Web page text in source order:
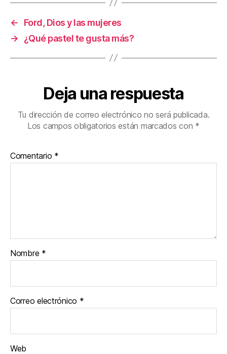
←
Ford, Dios y las mujeres
→
¿Qué pastel te gusta más?
Deja una respuesta
Tu dirección de correo electrónico no será publicada.
Los campos obligatorios están marcados con *
Comentario *
Nombre *
Correo electrónico *
Web